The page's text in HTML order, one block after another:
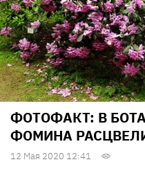
ФОТОФАКТ: В
ФОМИНА
12 Мая 2020 12:41